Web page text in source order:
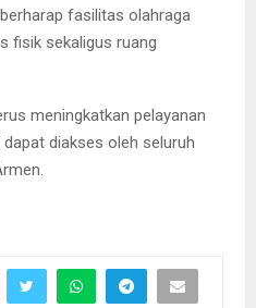
fasilitas olahraga
fisik sekaligus ruang
meningkatkan pelayanan
diakses oleh seluruh